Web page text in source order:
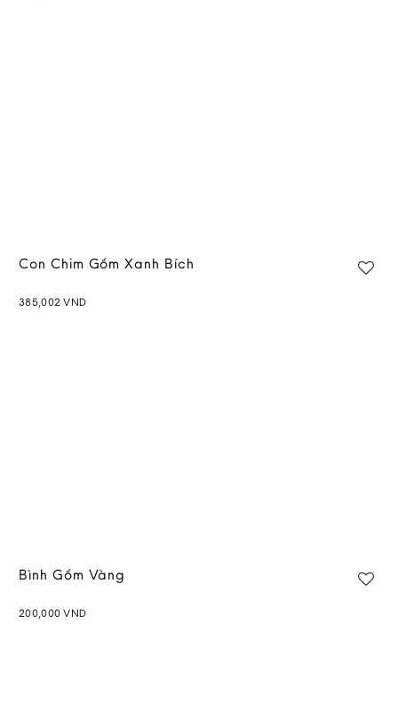
Con Chim Gốm Xanh Bích
385,002VND
Bình Gốm Vàng
200,000VND